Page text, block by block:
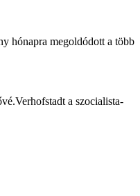
hónapra megoldódott a több
a szocialista-